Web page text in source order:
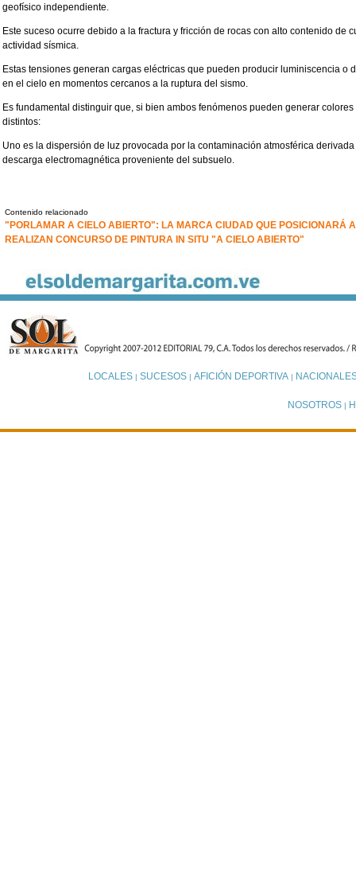
geofísico independiente.
Este suceso ocurre debido a la fractura y fricción de rocas con alto contenido de
actividad sísmica.
Estas tensiones generan cargas eléctricas que pueden producir luminiscencia o
en el cielo en momentos cercanos a la ruptura del sismo.
Es fundamental distinguir que, si bien ambos fenómenos pueden generar
distintos:
Uno es la dispersión de luz provocada por la contaminación atmosférica
descarga electromagnética proveniente del subsuelo.
Contenido relacionado
"PORLAMAR A CIELO ABIERTO": LA MARCA CIUDAD QUE POSICIONARÁ
REALIZAN CONCURSO DE PINTURA IN SITU "A CIELO ABIERTO"
LOCALES| SUCESOS| AFICIÓN DEPORTIVA|
NOSOTROS |